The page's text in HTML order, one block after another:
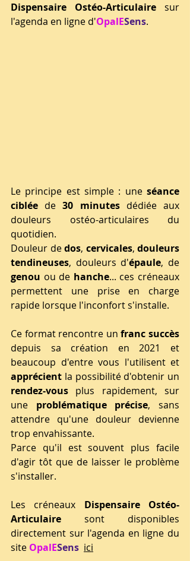
Dispensaire Ostéo-Articulaire sur
l'agenda en ligne d'OpalESens.
Le principe est simple : une séance
ciblée de 30 minutes dédiée aux
douleurs ostéo-articulaires du
quotidien.
Douleur de dos, cervicales, douleurs
tendineuses, douleurs d'épaule
genou ou de hanche... ces créneaux
permettent une prise en charge
rapide lorsque l'inconfort s'installe.
Ce format rencontre un franc succès
depuis sa création en 2021 et
apprécient
rendez-vous plus rapidement, sur
une problématique précise, sans
attendre qu'une douleur devienne
trop envahissante.
Parce qu'il est souvent plus facile
d'agir tôt que de laisser le problème
s'installer.
Les créneaux Dispensaire Ostéo-
Articulaire sont disponibles
directement sur l'agenda en ligne du
site OpalESens ici